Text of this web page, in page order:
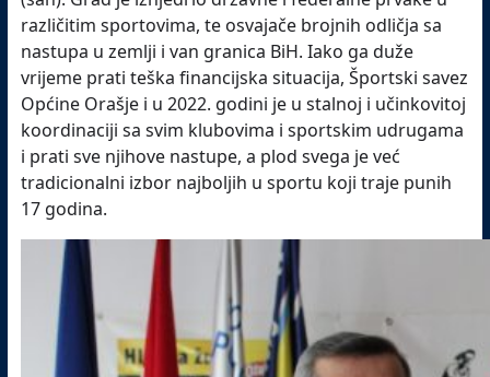
različitim sportovima, te osvajače brojnih odličja sa
nastupa u zemlji i van granica BiH. Iako ga duže
vrijeme prati teška financijska situacija, Športski savez
Općine Orašje i u 2022. godini je u stalnoj i učinkovitoj
koordinaciji sa svim klubovima i sportskim udrugama
i prati sve njihove nastupe, a plod svega je već
tradicionalni izbor najboljih u sportu koji traje punih
17 godina.